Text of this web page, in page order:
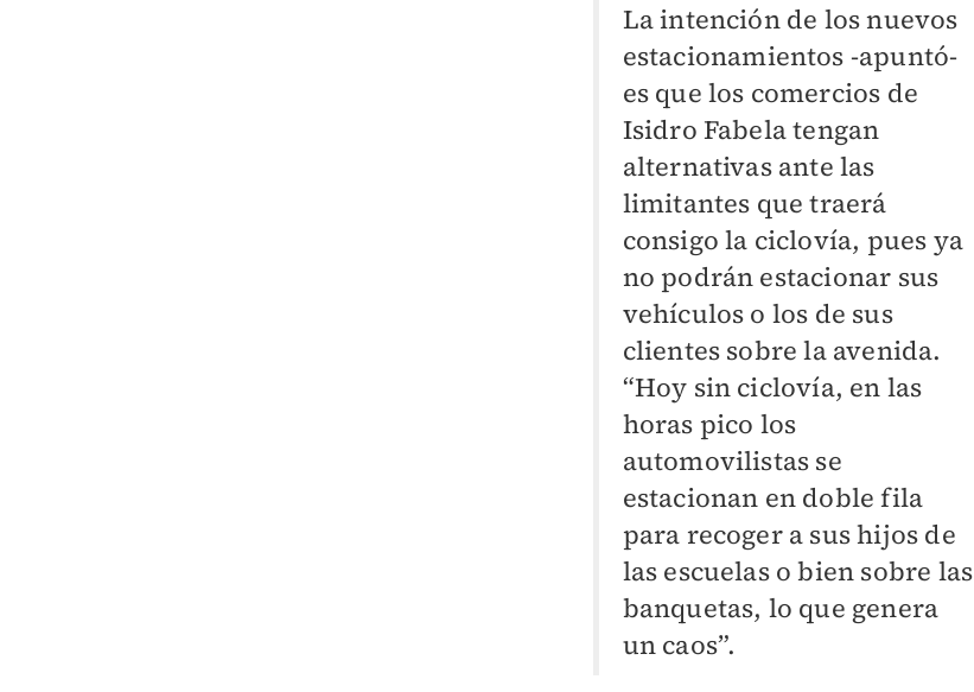
La intención de los nuevos
estacionamientos -apuntó-
es que los comercios de
Isidro Fabela tengan
alternativas ante las
limitantes que traerá
consigo la ciclovía, pues ya
no podrán estacionar sus
vehículos o los de sus
clientes sobre la avenida.
“Hoy sin ciclovía, en las
horas pico los
automovilistas se
estacionan en doble fila
para recoger a sus hijos de
las escuelas o bien sobre las
banquetas, lo que genera
un caos”.